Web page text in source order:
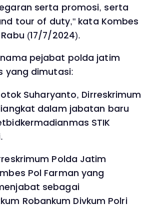
serta promosi, serta
tour of duty," kata Kombes
(17/7/2024).
pejabat polda jatim
yang dimutasi:
Suharyanto, Dirreskrimum
dalam jabatan baru
STIK
Polda Jatim
Pol Farman yang
sebagai
Robankum Divkum Polri